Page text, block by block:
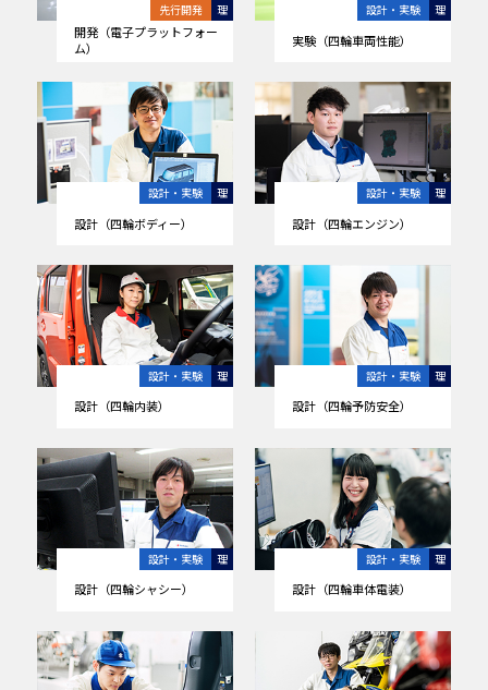
開発（電子プラットフォー
ム）
先行開発 理
実験（四輪車両性能）
設計・実験 理
設計（四輪ボディー）
設計・実験 理
設計（四輪エンジン）
設計・実験 理
設計（四輪内装）
設計・実験 理
設計（四輪予防安全）
設計・実験 理
設計（四輪シャシー）
設計・実験 理
設計（四輪車体電装）
設計・実験 理